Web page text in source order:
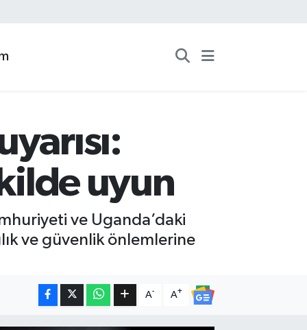
uyun
ve Uganda’daki
ve güvenlik önlemlerine
A- A+